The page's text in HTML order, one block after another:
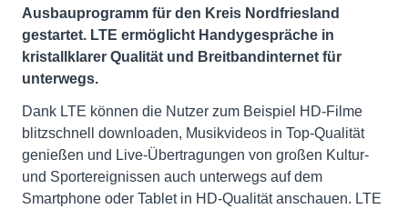
Ausbauprogramm für den Kreis Nordfriesland
gestartet. LTE ermöglicht Handygespräche in
kristallklarer Qualität und Breitbandinternet für
unterwegs.
Dank LTE können die Nutzer zum Beispiel HD-Filme
blitzschnell downloaden, Musikvideos in Top-Qualität
genießen und Live-Übertragungen von großen Kultur-
und Sportereignissen auch unterwegs auf dem
Smartphone oder Tablet in HD-Qualität anschauen. LTE